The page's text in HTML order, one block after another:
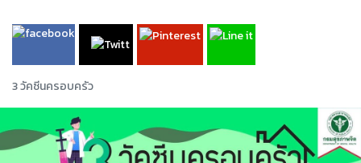
3 วัคซีนครอบครัว